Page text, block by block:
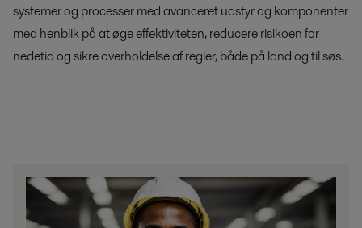
systemer og processer med avanceret udstyr og komponenter
med henblik på at øge effektiviteten, reducere risikoen for
nedetid og sikre overholdelse af regler, både på land og til søs.